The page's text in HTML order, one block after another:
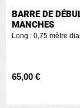
BARRE DE
MANCHES
Long : 0,75 mètre
65,00 €